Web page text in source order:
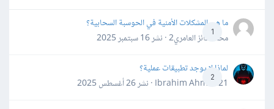
1
ما هي المشكلات الأمنية في الحوسبة السحابية؟
محمد فائز العامري2 · نشر
16 سبتمبر 2025
2
لماذا لا يوجد تطبيقات عملية؟
Ibrahim Ahmed21 · نشر
26 أغسطس 2025